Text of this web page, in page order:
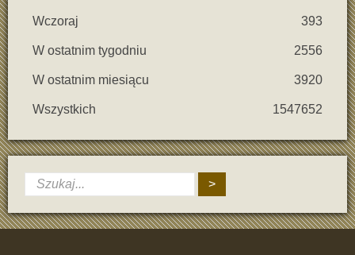
Wczoraj 393
W ostatnim tygodniu 2556
W ostatnim miesiącu 3920
Wszystkich 1547652
>